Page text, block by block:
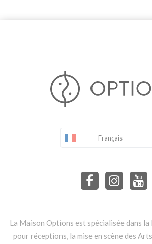
Français
La Maison Options est spécialisée dans
pour réceptions, la mise en scène des